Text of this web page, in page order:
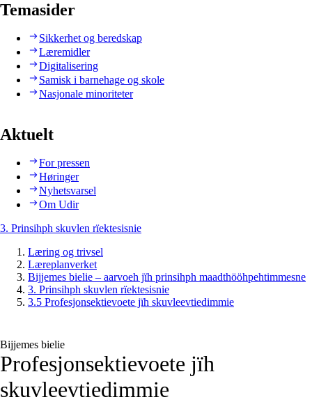
Temasider
Sikkerhet og beredskap
Læremidler
Digitalisering
Samisk i barnehage og skole
Nasjonale minoriteter
Aktuelt
For pressen
Høringer
Nyhetsvarsel
Om Udir
3. Prinsihph skuvlen rïektesisnie
Læring og trivsel
Læreplanverket
Bijjemes bielie – aarvoeh jïh prinsihph maadthööhpehtimmesne
3. Prinsihph skuvlen rïektesisnie
3.5 Profesjonsektievoete jïh skuvleevtiedimmie
Bijjemes bielie
Profesjonsektievoete jïh
skuvleevtiedimmie